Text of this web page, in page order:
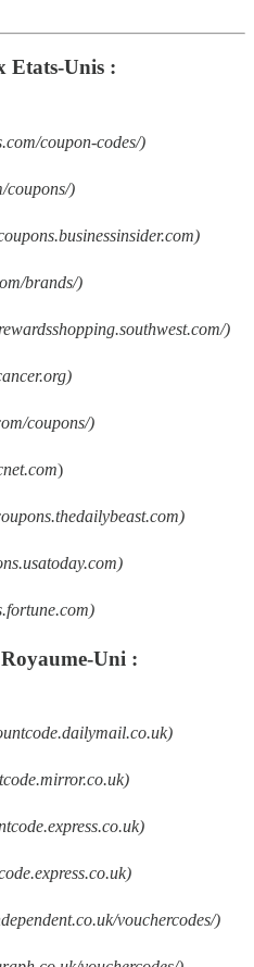
Etats-Unis :
coupon-codes/)
coupons/)
brands/)
)
coupons/)
)
Uni :
vouchercodes/)